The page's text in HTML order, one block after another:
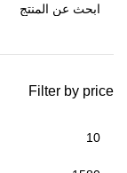
Filter by price